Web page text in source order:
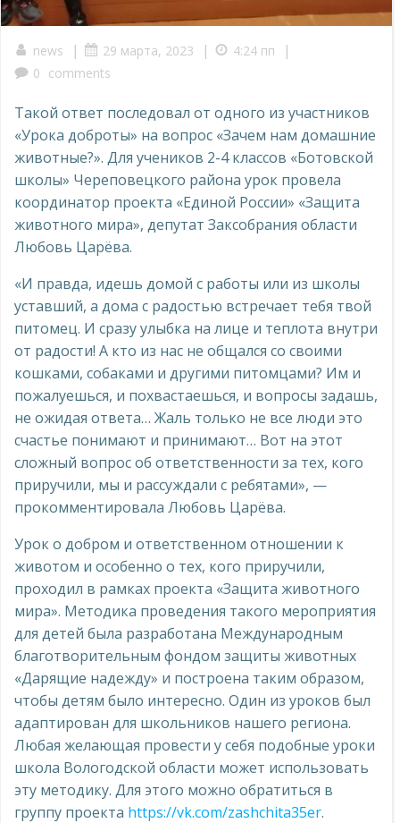
news | 29 марта, 2023 | 4:24 пп |
0 comments
Такой ответ последовал от одного из участников
«Урока доброты» на вопрос «Зачем нам домашние
животные?». Для учеников 2-4 классов «Ботовской
школы» Череповецкого района урок провела
координатор проекта «Единой России» «Защита
животного мира», депутат Заксобрания области
Любовь Царёва.
«И правда, идешь домой с работы или из школы
уставший, а дома с радостью встречает тебя твой
питомец. И сразу улыбка на лице и теплота внутри
от радости! А кто из нас не общался со своими
кошками, собаками и другими питомцами? Им и
пожалуешься, и похвастаешься, и вопросы задашь,
не ожидая ответа… Жаль только не все люди это
счастье понимают и принимают… Вот на этот
сложный вопрос об ответственности за тех, кого
приручили, мы и рассуждали с ребятами», —
прокомментировала Любовь Царёва.
Урок о добром и ответственном отношении к
животом и особенно о тех, кого приручили,
проходил в рамках проекта «Защита животного
мира». Методика проведения такого мероприятия
для детей была разработана Международным
благотворительным фондом защиты животных
«Дарящие надежду» и построена таким образом,
чтобы детям было интересно. Один из уроков был
адаптирован для школьников нашего региона.
Любая желающая провести у себя подобные уроки
школа Вологодской области может использовать
эту методику. Для этого можно обратиться в
группу проекта https://vk.com/zashchita35er.